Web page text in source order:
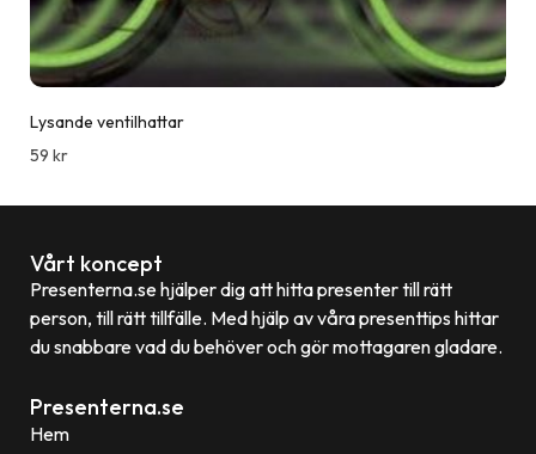
Lysande ventilhattar
59 kr
Vårt koncept
Presenterna.se hjälper dig att hitta presenter till rätt
person, till rätt tillfälle. Med hjälp av våra presenttips hittar
du snabbare vad du behöver och gör mottagaren gladare.
Presenterna.se
Hem